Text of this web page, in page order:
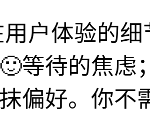
用户体验的
等待的焦虑
偏好。你不